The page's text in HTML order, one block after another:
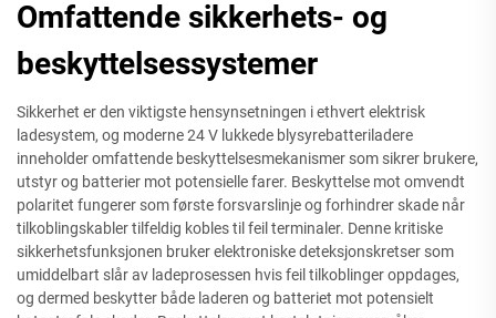
Omfattende sikkerhets- og
beskyttelsessystemer
Sikkerhet er den viktigste hensynsetningen i ethvert elektrisk
ladesystem, og moderne 24 V lukkede blysyrebatteriladere
inneholder omfattende beskyttelsesmekanismer som sikrer brukere,
utstyr og batterier mot potensielle farer. Beskyttelse mot omvendt
polaritet fungerer som første forsvarslinje og forhindrer skade når
tilkoblingskabler tilfeldig kobles til feil terminaler. Denne kritiske
sikkerhetsfunksjonen bruker elektroniske deteksjonskretser som
umiddelbart slår av ladeprosessen hvis feil tilkoblinger oppdages,
og dermed beskytter både laderen og batteriet mot potensielt